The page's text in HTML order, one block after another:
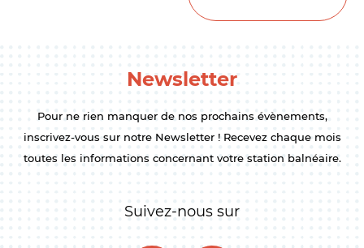
Newsletter
Pour ne rien manquer de nos prochains évènements,
inscrivez-vous sur notre Newsletter ! Recevez chaque mois
toutes les informations concernant votre station balnéaire.
Suivez-nous sur